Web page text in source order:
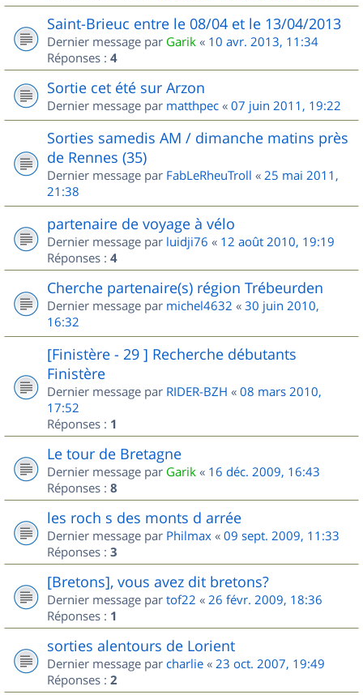
Saint-Brieuc entre le 08/04 et le 13/04/2013
Dernier message par Garik « 10 avr. 2013, 11:34
Réponses : 4
Sortie cet été sur Arzon
Dernier message par matthpec « 07 juin 2011, 19:22
Sorties samedis AM / dimanche matins près
de Rennes (35)
Dernier message par FabLeRheuTroll « 25 mai 2011,
21:38
partenaire de voyage à vélo
Dernier message par luidji76 « 12 août 2010, 19:19
Réponses : 4
Cherche partenaire(s) région Trébeurden
Dernier message par michel4632 « 30 juin 2010,
16:32
[Finistère - 29 ] Recherche débutants
Finistère
Dernier message par RIDER-BZH « 08 mars 2010,
17:52
Réponses : 1
Le tour de Bretagne
Dernier message par Garik « 16 déc. 2009, 16:43
Réponses : 8
les roch s des monts d arrée
Dernier message par Philmax « 09 sept. 2009, 11:33
Réponses : 3
[Bretons], vous avez dit bretons?
Dernier message par tof22 « 26 févr. 2009, 18:36
Réponses : 1
sorties alentours de Lorient
Dernier message par charlie « 23 oct. 2007, 19:49
Réponses : 2